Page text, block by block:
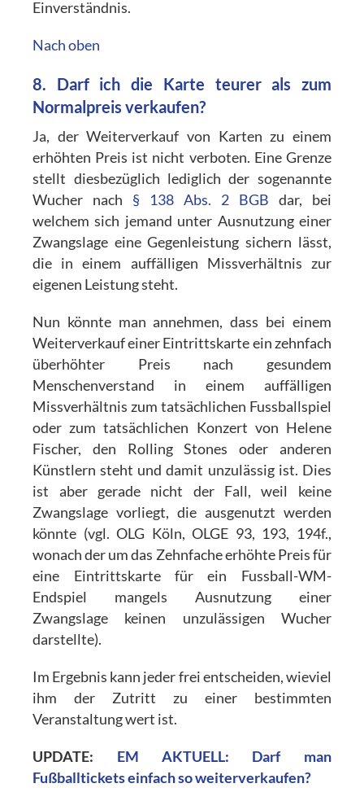
Einverständnis.
Nach oben
8. Darf ich die Karte teurer als zum
Normalpreis verkaufen?
Ja, der Weiterverkauf von Karten zu einem
erhöhten Preis ist nicht verboten. Eine Grenze
stellt diesbezüglich lediglich der sogenannte
Wucher nach § 138 Abs. 2 BGB dar, bei
welchem sich jemand unter Ausnutzung einer
Zwangslage eine Gegenleistung sichern lässt,
die in einem auffälligen Missverhältnis zur
eigenen Leistung steht.
Nun könnte man annehmen, dass bei einem
Weiterverkauf einer Eintrittskarte ein zehnfach
überhöhter Preis nach gesundem
Menschenverstand in einem auffälligen
Missverhältnis zum tatsächlichen Fussballspiel
oder zum tatsächlichen Konzert von Helene
Fischer, den Rolling Stones oder anderen
Künstlern steht und damit unzulässig ist. Dies
ist aber gerade nicht der Fall, weil keine
Zwangslage vorliegt, die ausgenutzt werden
könnte (vgl. OLG Köln, OLGE 93, 193, 194f.,
wonach der um das Zehnfache erhöhte Preis für
eine Eintrittskarte für ein Fussball-WM-
Endspiel mangels Ausnutzung einer
Zwangslage keinen unzulässigen Wucher
darstellte).
Im Ergebnis kann jeder frei entscheiden, wieviel
ihm der Zutritt zu einer bestimmten
Veranstaltung wert ist.
UPDATE: EM AKTUELL: Darf man
Fußballtickets einfach so weiterverkaufen?